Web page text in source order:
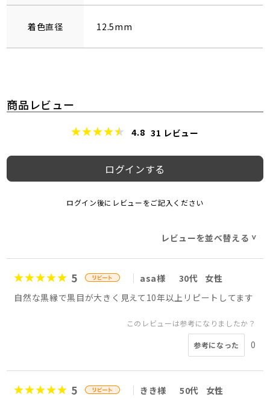
着色直径 12.5mm
商品レビュー
4.8 31 レビュー
ログインする
ログイン後にレビューをご記入ください
レビューを並べ替える>
5 asa様 30代
女性
自然な黒縁で黒目が大きく見えて10年以上リピートしてます
このレビューは参考になりましたか？
参考になった 0
5 きき様 50代
女性